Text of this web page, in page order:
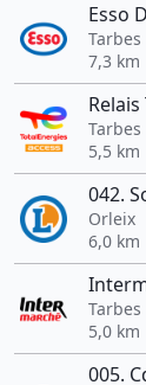
Esso
Tarbes
7,3 km
Tarbes
5,5 km
042.
Orleix
6,0 km
Tarbes
5,0 km
005.